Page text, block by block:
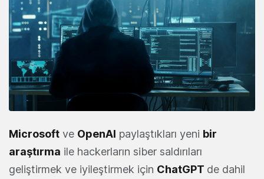
Microsoft ve OpenAI paylaştıkları yeni bir
araştırma ile hackerların siber saldırıları
geliştirmek ve iyileştirmek için ChatGPT de dahil